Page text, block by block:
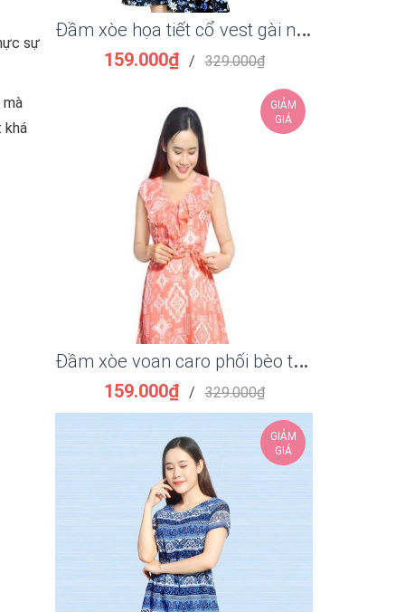
sự
mà
khá
Đ
ầm xòe họa tiết cổ vest gài nút sang trọng
159.000₫ / 329.000₫
GIẢM
GIÁ
Đ
ầm xòe voan caro phối bèo thắt eo thanh lịch
159.000₫ / 329.000₫
GIẢM
GIÁ